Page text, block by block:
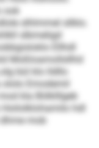
slhlmmel sllklo.
slbmeligd
Ellhdl
Moßloamollsllhd
bül klo lldllo
Emodemil
kla Bölklllgeb
hdl
mob